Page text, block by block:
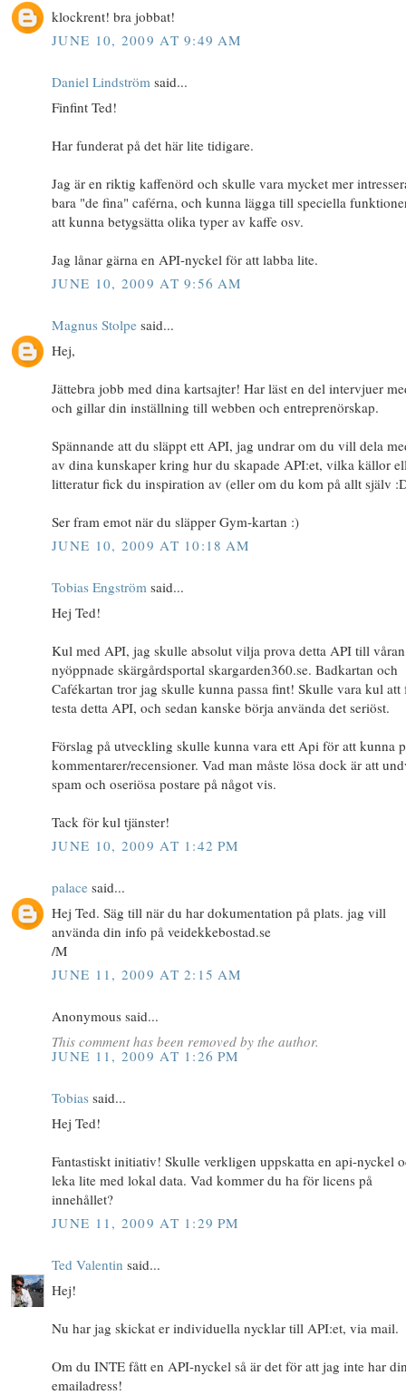
klockrent! bra jobbat!
JUNE 10, 2009 AT 9:49 AM
Daniel Lindström said...
Finfint Ted!
Har funderat på det här lite tidigare.
Jag är en riktig kaffenörd och skulle vara mycket mer
bara "de fina" caférna, och kunna lägga till speciella
att kunna betygsätta olika typer av kaffe osv.
Jag lånar gärna en API-nyckel för att labba lite.
JUNE 10, 2009 AT 9:56 AM
Magnus Stolpe said...
Hej,
Jättebra jobb med dina kartsajter! Har läst en del intervjuer
och gillar din inställning till webben och entreprenörskap.
Spännande att du släppt ett API, jag undrar om du vill dela
av dina kunskaper kring hur du skapade API:et, vilka källor
litteratur fick du inspiration av (eller om du kom på allt själv
Ser fram emot när du släpper Gym-kartan :)
JUNE 10, 2009 AT 10:18 AM
Tobias Engström said...
Hej Ted!
Kul med API, jag skulle absolut vilja prova detta API till våran
nyöppnade skärgårdsportal skargarden360.se. Badkartan och
Cafékartan tror jag skulle kunna passa fint! Skulle vara kul att
testa detta API, och sedan kanske börja använda det seriöst.
Förslag på utveckling skulle kunna vara ett Api för att kunna
kommentarer/recensioner. Vad man måste lösa dock är att
spam och oseriösa postare på något vis.
Tack för kul tjänster!
JUNE 10, 2009 AT 1:42 PM
palace said...
Hej Ted. Säg till när du har dokumentation på plats. jag vill
använda din info på veidekkebostad.se
/M
JUNE 11, 2009 AT 2:15 AM
Anonymous said...
This comment has been removed by the author.
JUNE 11, 2009 AT 1:26 PM
Tobias said...
Hej Ted!
Fantastiskt initiativ! Skulle verkligen uppskatta en api-nyckel
leka lite med lokal data. Vad kommer du ha för licens på
innehållet?
JUNE 11, 2009 AT 1:29 PM
Ted Valentin said...
Hej!
Nu har jag skickat er individuella nycklar till API:et, via mail.
Om du INTE fått en API-nyckel så är det för att jag inte har
emailadress!